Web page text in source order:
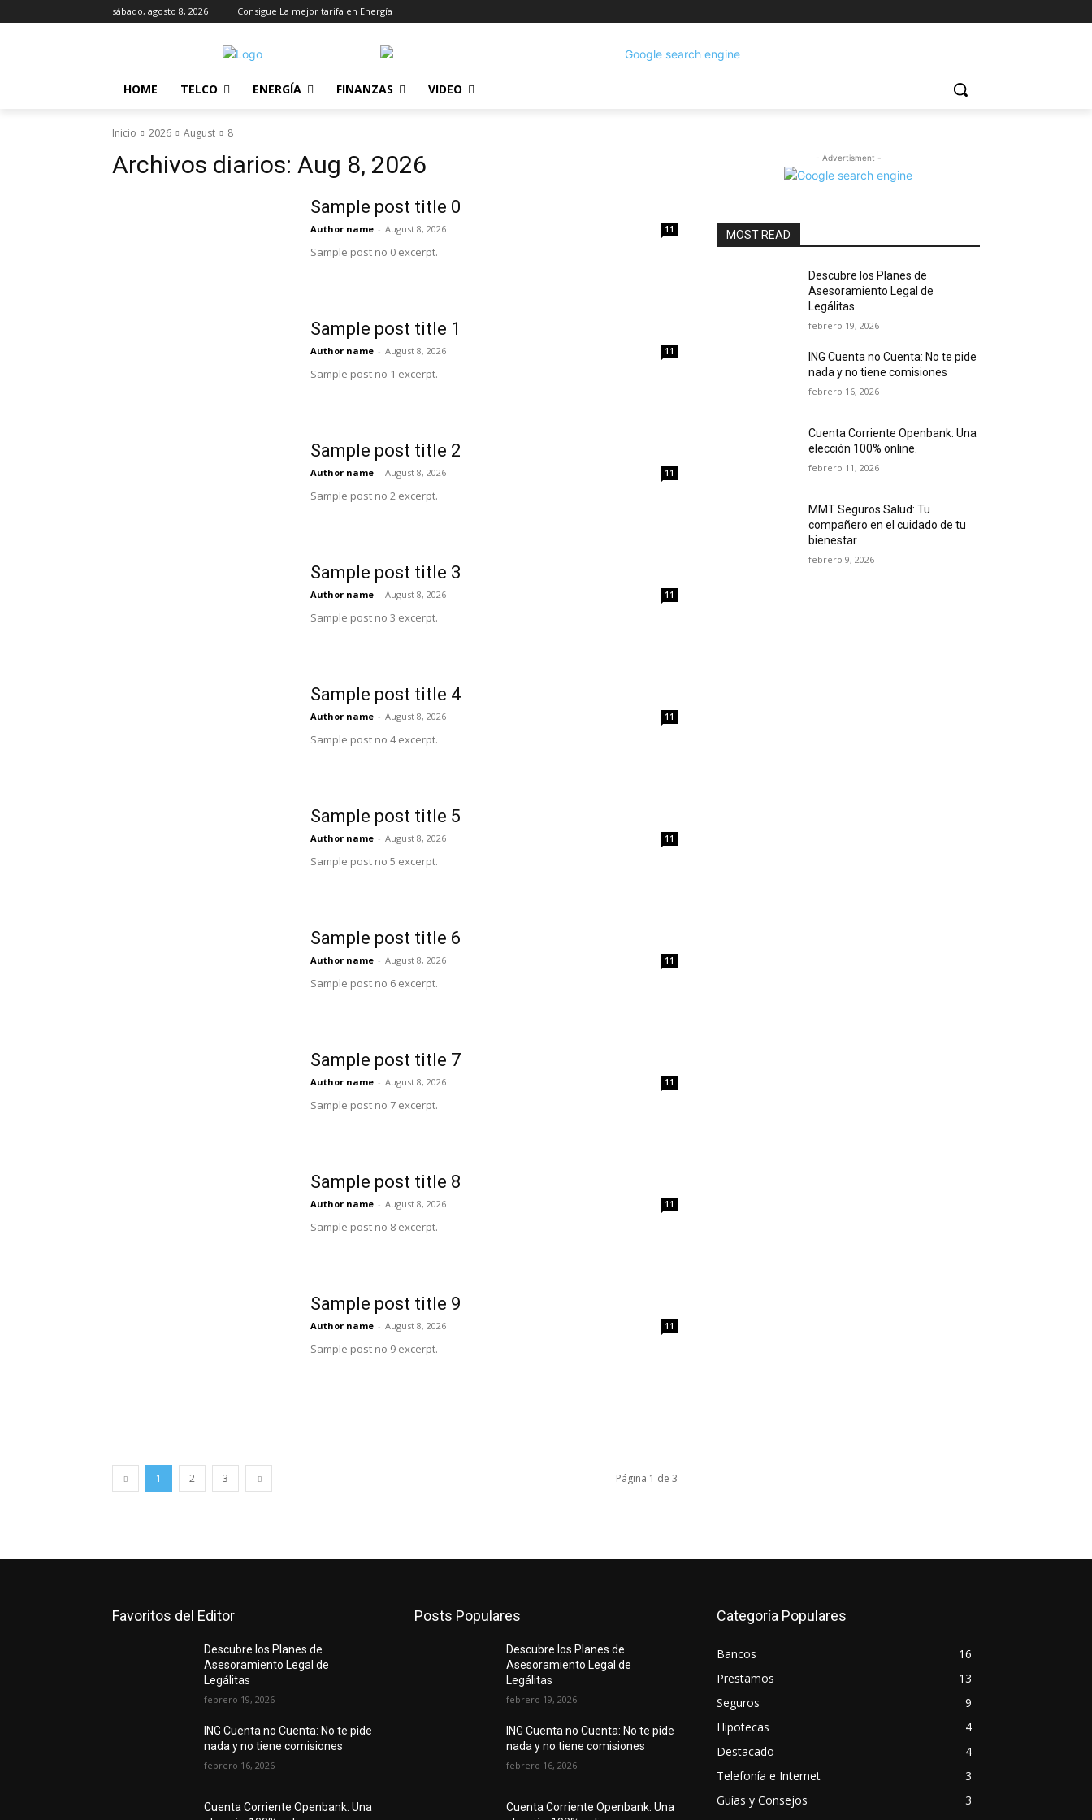
sábado, agosto 8, 2026 Consigue La mejor tarifa en Energía
HOME TELCO ENERGÍA FINANZAS VIDEO
Inicio 2026 August 8
Archivos diarios: Aug 8, 2026
Sample post title 0
Author name - August 8, 2026 11
Sample post no 0 excerpt.
Sample post title 1
Author name - August 8, 2026 11
Sample post no 1 excerpt.
Sample post title 2
Author name - August 8, 2026 11
Sample post no 2 excerpt.
Sample post title 3
Author name - August 8, 2026 11
Sample post no 3 excerpt.
Sample post title 4
Author name - August 8, 2026 11
Sample post no 4 excerpt.
Sample post title 5
Author name - August 8, 2026 11
Sample post no 5 excerpt.
Sample post title 6
Author name - August 8, 2026 11
Sample post no 6 excerpt.
Sample post title 7
Author name - August 8, 2026 11
Sample post no 7 excerpt.
Sample post title 8
Author name - August 8, 2026 11
Sample post no 8 excerpt.
Sample post title 9
Author name - August 8, 2026 11
Sample post no 9 excerpt.
1 2 3 Página 1 de 3
- Advertisment -
MOST READ
Descubre los Planes de
Asesoramiento Legal de
Legálitas
febrero 19, 2026
ING Cuenta no Cuenta: No te pide
nada y no tiene comisiones
febrero 16, 2026
Cuenta Corriente Openbank: Una
elección 100% online.
febrero 11, 2026
MMT Seguros Salud: Tu
compañero en el cuidado de tu
bienestar
febrero 9, 2026
Favoritos del Editor
Descubre los Planes de
Asesoramiento Legal de
Legálitas
febrero 19, 2026
ING Cuenta no Cuenta: No te pide
nada y no tiene comisiones
febrero 16, 2026
Cuenta Corriente Openbank: Una
Posts Populares
Descubre los Planes de
Asesoramiento Legal de
Legálitas
febrero 19, 2026
ING Cuenta no Cuenta: No te pide
nada y no tiene comisiones
febrero 16, 2026
Cuenta Corriente Openbank: Una
Categoría Populares
Bancos
16
Prestamos
13
Seguros
9
Hipotecas
4
Destacado
4
Telefonía e Internet
3
Guías y Consejos
3